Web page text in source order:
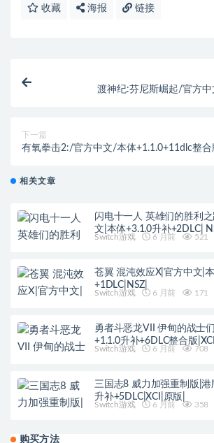
收藏 海报 链接
渡神纪:芬尼斯崛起/官方中
下一篇
有氧拳击2:/官方中文/本体+1.1.0+11dlc整
相关文章
闪电十一人 英雄们的胜利
文|本体+3.1.0升补+2DLC|
Switch游戏 6 月前 521
苍翼 混沌效应X|官方中文|
+1DLC|NSZ|
Switch游戏 6 月前 171
勇者斗恶龙VII 伊甸的战士
+1.1.0升补+6DLC整合版|XCI|
Switch游戏 6 月前 708
三国志8 威力加强重制版|港
升补+5DLC|XCI|原版|
Switch游戏 6 月前 358
购买方法